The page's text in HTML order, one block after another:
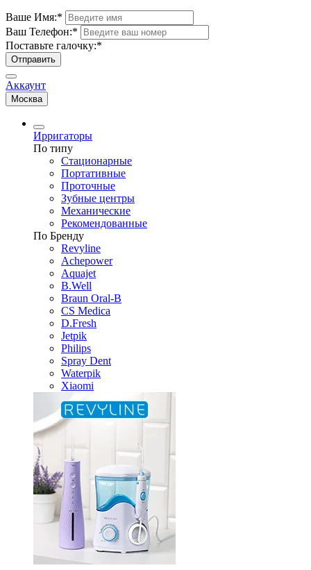
Ваше Имя:*
Ваш Телефон:*
Поставьте галочку:*
Отправить
Аккаунт
Москва
Ирригаторы
По типу
Стационарные
Портативные
Проточные
Зубные центры
Механические
Рекомендованные
По Бренду
Revyline
Achepower
Aquajet
B.Well
Braun Oral-B
CS Medica
D.Fresh
Jetpik
Philips
Spray Dent
Waterpik
Xiaomi